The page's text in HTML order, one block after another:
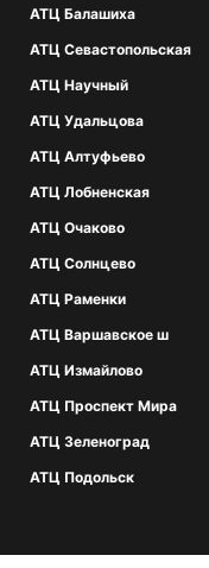
АТЦ Балашиха
АТЦ Севастопольская
АТЦ Научный
АТЦ Удальцова
АТЦ Алтуфьево
АТЦ Лобненская
АТЦ Очаково
АТЦ Солнцево
АТЦ Раменки
АТЦ Варшавское ш
АТЦ Измайлово
АТЦ Проспект Мира
АТЦ Зеленоград
АТЦ Подольск